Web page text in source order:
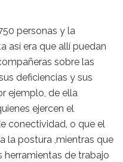
personas y la
así era que allí puedan
sobre las
deficiencias y sus
ejemplo, de ella
ejercen el
conectividad, o que el
la postura ,mientras que
herramientas de trabajo